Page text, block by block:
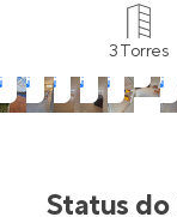
3 Torres
Status do